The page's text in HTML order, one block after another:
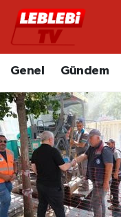
Genel Gündem
Hava Durumu
Trafik Durumu
Süper Lig
Tüm Manşetler